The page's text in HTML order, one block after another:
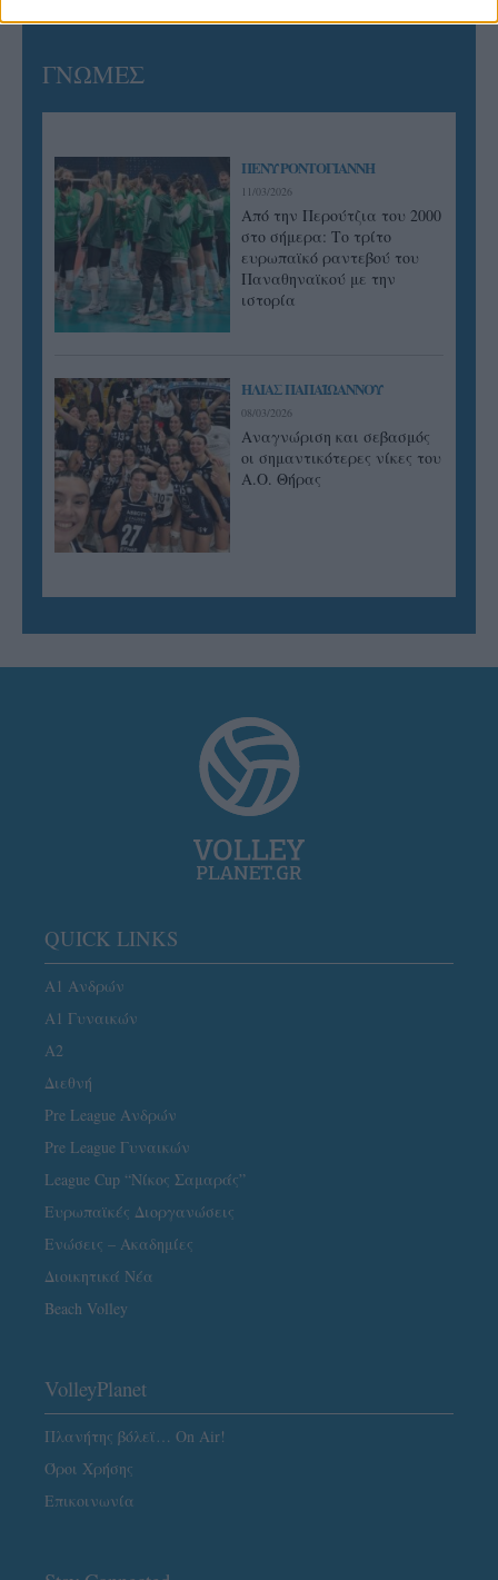
ΓΝΩΜΕΣ
ΠΕΝΥ ΡΟΝΤΟΓΙΑΝΝΗ
11/03/2026
Από την Περούτζια του 2000
στο σήμερα: Tο τρίτο
ευρωπαϊκό ραντεβού του
Παναθηναϊκού με την
ιστορία
ΗΛΙΑΣ ΠΑΠΑΪΩΑΝΝΟΥ
08/03/2026
Αναγνώριση και σεβασμός
οι σημαντικότερες νίκες του
Α.Ο. Θήρας
QUICK LINKS
Α1 Ανδρών
Α1 Γυναικών
A2
Διεθνή
Pre League Ανδρών
Pre League Γυναικών
League Cup “Νίκος Σαμαράς”
Ευρωπαϊκές Διοργανώσεις
Ενώσεις – Ακαδημίες
Διοικητικά Νέα
Beach Volley
VolleyPlanet
Πλανήτης βόλεϊ… On Air!
Όροι Χρήσης
Επικοινωνία